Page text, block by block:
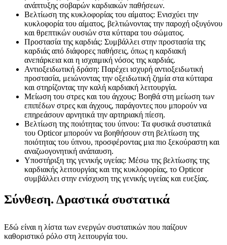
ανάπτυξης σοβαρών καρδιακών παθήσεων.
Βελτίωση της κυκλοφορίας του αίματος: Ενισχύει την
κυκλοφορία του αίματος, βελτιώνοντας την παροχή οξυγόνου
και θρεπτικών ουσιών στα κύτταρα του σώματος.
Προστασία της καρδιάς: Συμβάλλει στην προστασία της
καρδιάς από διάφορες παθήσεις, όπως η καρδιακή
ανεπάρκεια και η ισχαιμική νόσος της καρδιάς.
Αντιοξειδωτική δράση: Παρέχει ισχυρή αντιοξειδωτική
προστασία, μειώνοντας την οξειδωτική ζημία στα κύτταρα
και στηρίζοντας την καλή καρδιακή λειτουργία.
Μείωση του στρες και του άγχους: Βοηθά στη μείωση των
επιπέδων στρες και άγχους, παράγοντες που μπορούν να
επηρεάσουν αρνητικά την αρτηριακή πίεση.
Βελτίωση της ποιότητας του ύπνου: Τα φυσικά συστατικά
του Opticor μπορούν να βοηθήσουν στη βελτίωση της
ποιότητας του ύπνου, προσφέροντας μια πιο ξεκούραστη και
αναζωογονητική ανάπαυση.
Υποστήριξη της γενικής υγείας: Μέσω της βελτίωσης της
καρδιακής λειτουργίας και της κυκλοφορίας, το Opticor
συμβάλλει στην ενίσχυση της γενικής υγείας και ευεξίας.
Σύνθεση. Δραστικά συστατικά
Εδώ είναι η λίστα των ενεργών συστατικών που παίζουν
καθοριστικό ρόλο στη λειτουργία του.